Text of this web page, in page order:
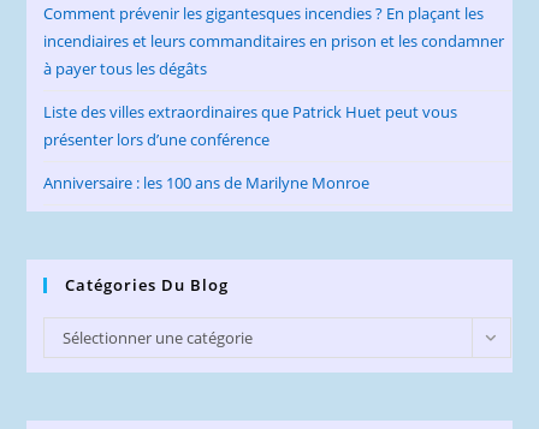
Comment prévenir les gigantesques incendies ? En plaçant les
incendiaires et leurs commanditaires en prison et les condamner
à payer tous les dégâts
Liste des villes extraordinaires que Patrick Huet peut vous
présenter lors d’une conférence
Anniversaire : les 100 ans de Marilyne Monroe
Catégories Du Blog
Catégories
du
Sélectionner une catégorie